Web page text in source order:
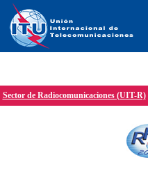
Sector de Radiocomunicaciones (UIT-R)